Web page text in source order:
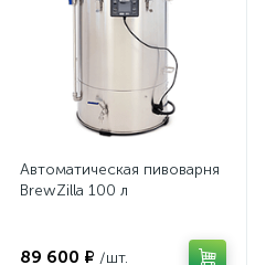
Автоматическая пивоварня
BrewZilla 100 л
89 600 ₽ /шт.